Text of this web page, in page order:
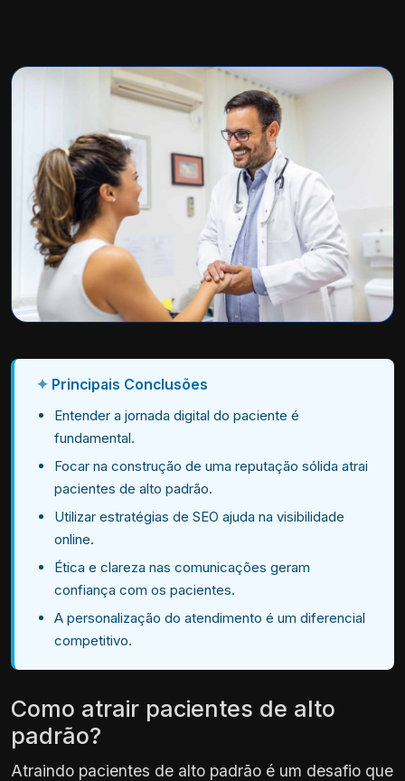
Principais Conclusões
Entender a jornada digital do paciente é
fundamental.
Focar na construção de uma reputação sólida atrai
pacientes de alto padrão.
Utilizar estratégias de SEO ajuda na visibilidade
online.
Ética e clareza nas comunicações geram
confiança com os pacientes.
A personalização do atendimento é um diferencial
competitivo.
Como atrair pacientes de alto
padrão?
Atraindo pacientes de alto padrão é um desafio que